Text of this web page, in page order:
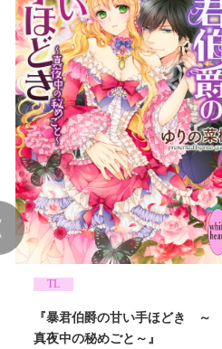
TL
『暴君伯爵の甘い手ほどき ～
真夜中の秘めごと～』